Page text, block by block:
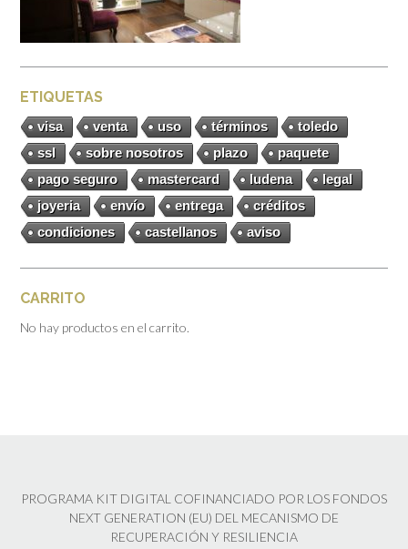
ETIQUETAS
visa venta uso términos
toledo
ssl
sobre nosotros plazo
paquete
pago seguro
mastercard ludena
legal
joyeria
envío entrega
créditos
condiciones
castellanos aviso
CARRITO
No hay productos en el carrito.
PROGRAMA KIT DIGITAL COFINANCIADO POR LOS FONDOS
NEXT GENERATION (EU) DEL MECANISMO DE
RECUPERACIÓN Y RESILIENCIA